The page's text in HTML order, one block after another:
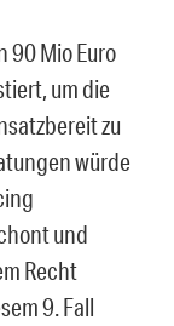
90 Mio Euro
um die
zu
würde
und
Recht
9. Fall